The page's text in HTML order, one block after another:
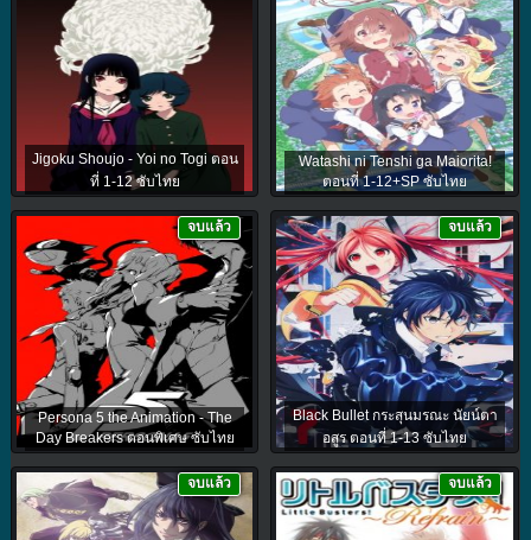
Jigoku Shoujo - Yoi no Togi ตอน
ที่ 1-12 ซับไทย
Watashi ni Tenshi ga Maiorita!
ตอนที่ 1-12+SP ซับไทย
Persona 5 the Animation - The
Day Breakers ตอนพิเศษ ซับไทย
จบแล้ว
Black Bullet กระสุนมรณะ นัยน์ตา
อสูร ตอนที่ 1-13 ซับไทย
จบแล้ว
จบแล้ว จบแล้ว